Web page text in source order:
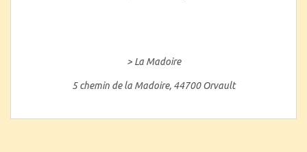
> La Madoire
5 chemin de la Madoire, 44700 Orvault